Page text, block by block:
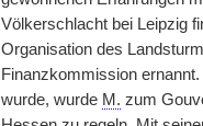
Völkerschlacht bei Leipzig
Organisation des
Finanzkommission
wurde, wurde M. zum